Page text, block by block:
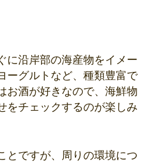
に沿岸部の海産物をイメー
ーグルトなど、種類豊富で
お酒が好きなので、海鮮物
をチェックするのが楽しみ
とですが、周りの環境につ